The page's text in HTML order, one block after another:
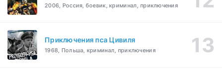
2006, Россия, боевик, криминал, приключения
Приключения пса Цивиля
1968, Польша, криминал, приключения